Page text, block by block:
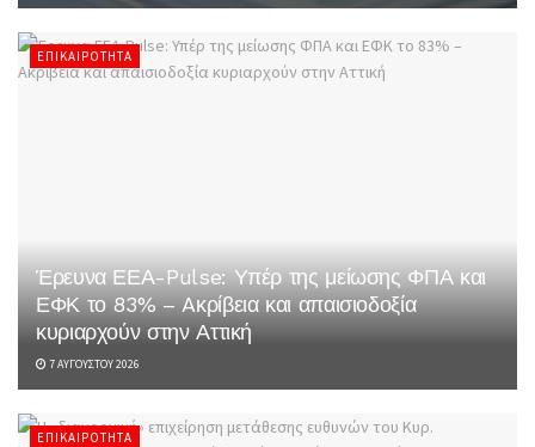
ΕΠΙΚΑΙΡΌΤΗΤΑ
Έρευνα ΕΕΑ-Pulse: Υπέρ της μείωσης ΦΠΑ και
ΕΦΚ το 83% – Aκρίβεια και απαισιοδοξία
κυριαρχούν στην Αττική
7 ΑΥΓΟΎΣΤΟΥ 2026
ΕΠΙΚΑΙΡΌΤΗΤΑ